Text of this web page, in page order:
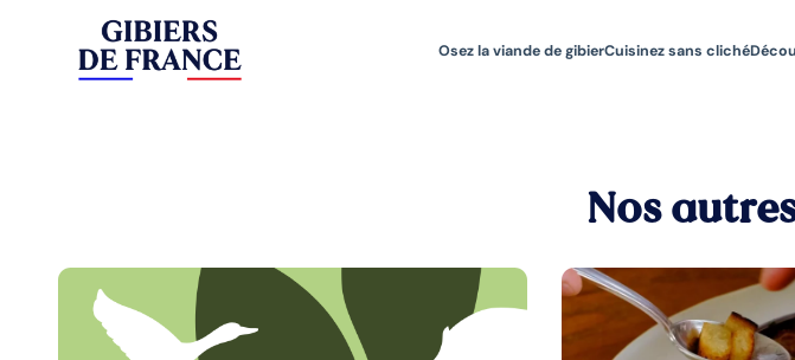
Osez la viande de gibierCuisinez sans cliché
Nos